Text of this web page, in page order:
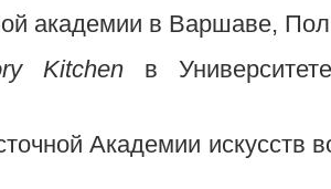
академии в Варшаве,
Kitchen в
Академии искусств